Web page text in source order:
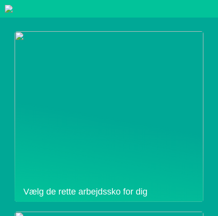
Vælg de rette arbejdssko for dig